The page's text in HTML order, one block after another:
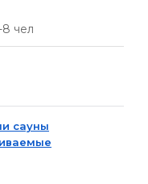
чел
сауны